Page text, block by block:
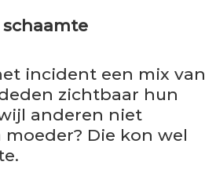
incident een mix van
zichtbaar hun
anderen niet
Die kon wel